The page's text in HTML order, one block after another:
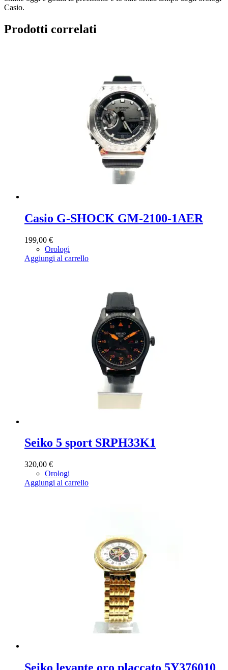
Casio.
Prodotti correlati
Casio G-SHOCK GM-2100-1AER
199,00 €
Orologi
Aggiungi al carrello
Seiko 5 sport SRPH33K1
320,00 €
Orologi
Aggiungi al carrello